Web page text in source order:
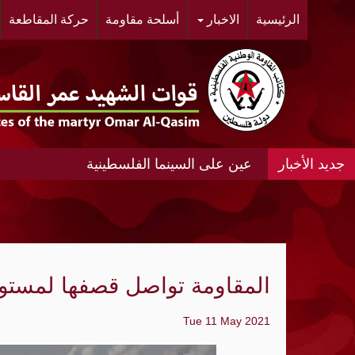
الرئيسية الاخبار أسلحة مقاومة حركة المقاطعة
عين على السينما الفلسطينية
عين على السينما الفلسطينية الانتفاضة
#مخيم خان الشيح #النسائية
"أشد" ومنظمة الجيل الجديد "مجد" ينظمان
«الديمقراطية»: عدوان الإحتلال المتواصل
المقاومة تواصل قصفها
Tue 11 May 2021